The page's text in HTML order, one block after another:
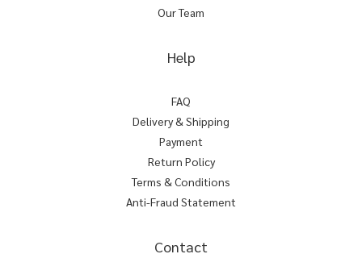
Our Team
Help
FAQ
Delivery & Shipping
Payment
Return Policy
Terms & Conditions
Anti-Fraud Statement
Contact